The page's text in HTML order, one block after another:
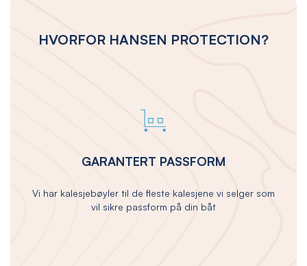
HVORFOR HANSEN PROTECTION?
GARANTERT PASSFORM
Vi har kalesjebøyler til de fleste kalesjene vi selger som
vil sikre passform på din båt